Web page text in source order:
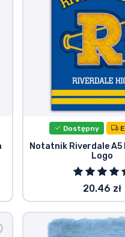
Dostępny
Notatnik Riverdale A5
Logo
20.46 zł